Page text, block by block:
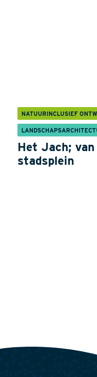
NATUURINCLUSIEF
Het Jach;
stadsplein